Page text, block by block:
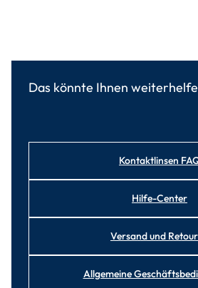
Das könnte Ihnen
Kontaktlinsen
Hilfe-Center
Versand und
Allgemeine